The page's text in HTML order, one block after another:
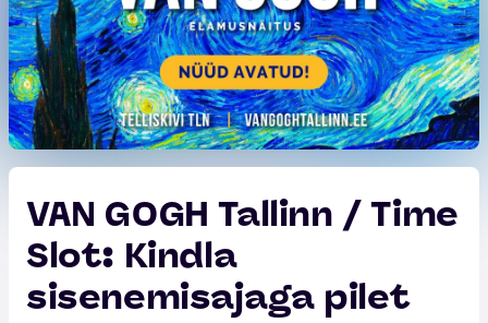
VAN GOGH Tallinn / Time
Slot: Kindla
sisenemisajaga pilet